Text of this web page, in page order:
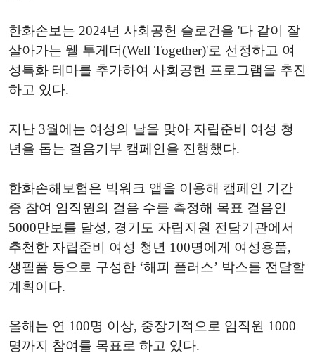
한화손보는 2024년 사회공헌 슬로건을 '다 같이 잘
살아가는 웰 투게더(Well Together)'로 선정하고 여
성특화 테마를 추가하여 사회공헌 프로그램을 추진
하고 있다.
지난 3월에는 여성의 날을 맞아 자립준비 여성 청
년을 돕는 걸음기부 캠페인을 진행했다.
한화손해보험은 빅워크 앱을 이용해 캠페인 기간
중 참여 임직원의 걸음 수를 측정해 목표 걸음인
5000만보를 달성, 경기도 자립지원 전담기관에서
추천한 자립준비 여성 청년 100명에게 여성용품,
생필품 등으로 구성한 ‘해피 플러스’ 박스를 전달할
계획이다.
올해는 연 100명 이상, 중장기적으로 임직원 1000
명까지 참여를 목표로 하고 있다.